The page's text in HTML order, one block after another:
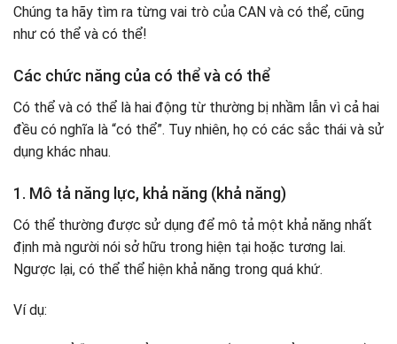
Chúng ta hãy tìm ra từng vai trò của CAN và có thể, cũng
như có thể và có thể!
Các chức năng của có thể và có thể
Có thể và có thể là hai động từ thường bị nhầm lẫn vì cả hai
đều có nghĩa là “có thể”. Tuy nhiên, họ có các sắc thái và sử
dụng khác nhau.
1. Mô tả năng lực, khả năng (khả năng)
Có thể thường được sử dụng để mô tả một khả năng nhất
định mà người nói sở hữu trong hiện tại hoặc tương lai.
Ngược lại, có thể thể hiện khả năng trong quá khứ.
Ví dụ: